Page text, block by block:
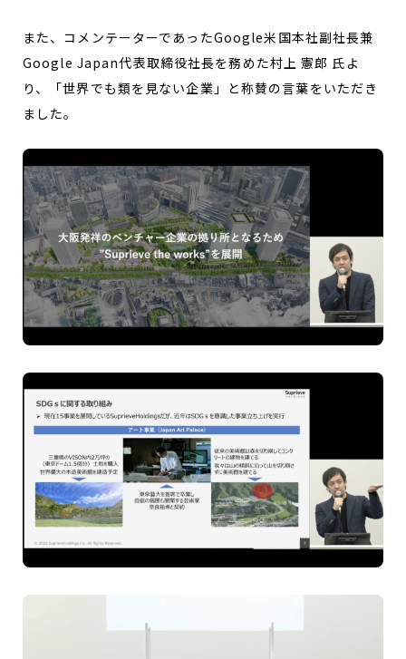
また、コメンテーターであったGoogle米国本社副社長兼
Google Japan代表取締役社長を務めた村上 憲郎 氏よ
り、「世界でも類を見ない企業」と称賛の言葉をいただき
ました。